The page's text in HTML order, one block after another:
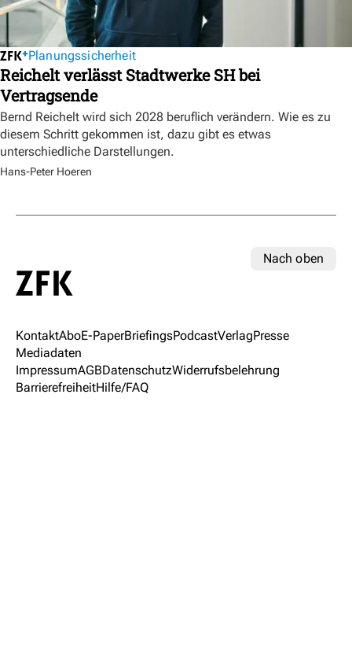
Planungssicherheit
Reichelt verlässt Stadtwerke SH bei
Vertragsende
Bernd Reichelt wird sich 2028 beruflich verändern. Wie es zu
diesem Schritt gekommen ist, dazu gibt es etwas
unterschiedliche Darstellungen.
Hans-Peter Hoeren
Nach oben
KontaktAboE-PaperBriefingsPodcastVerlagPresse
Mediadaten
ImpressumAGBDatenschutzWiderrufsbelehrung
BarrierefreiheitHilfe/FAQ